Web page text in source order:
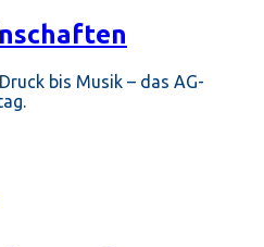
bis Musik – das AG-